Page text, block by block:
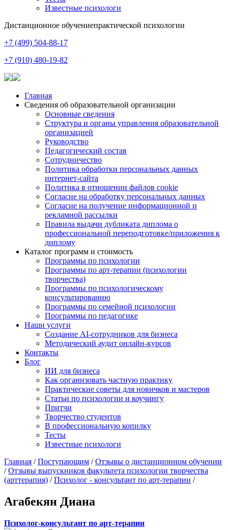
Известные психологи
Дистанционное обучениепрактической психологии
+7 (499) 504-88-17
+7 (910) 480-19-82
Главная
Сведения об образовательной организации
Основные сведения
Структура и органы управления образовательной
организацией
Руководство
Педагогический состав
Сотрудничество
Политика обработки персональных данных
интернет-сайта
Политика в отношении файлов cookie
Согласие на обработку персональных данных
Согласие на получение информационной и
рекламной рассылки
Правила выдачи дубликата диплома о
профессиональной переподготовке/приложения к
диплому
Каталог программ и стоимость
Программы по психологии
Программы по арт-терапии (психологии
творчества)
Программы по психологическому
консультированию
Программы по семейной психологии
Программы по педагогике
Наши услуги
Создание AI-сотрудников для бизнеса
Методический аудит онлайн-курсов
Контакты
Блог
ИИ для бизнеса
Как организовать частную практику
Практические советы для новичков и мастеров
Статьи по психологии и коучингу
Притчи
Творчество студентов
В профессиональную копилку
Тесты
Известные психологи
Главная /Поступающим /Отзывы о дистанционном обучении
/Отзывы выпускников факультета психологии творчества
(арттерапия) /Психолог - консультант по арт-терапии /
Агабекян Диана
Психолог-консультант по арт-терапии